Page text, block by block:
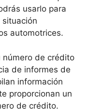
usarlo para
automotrices.
número de crédito
de informes de
información
proporcionan un
de crédito.